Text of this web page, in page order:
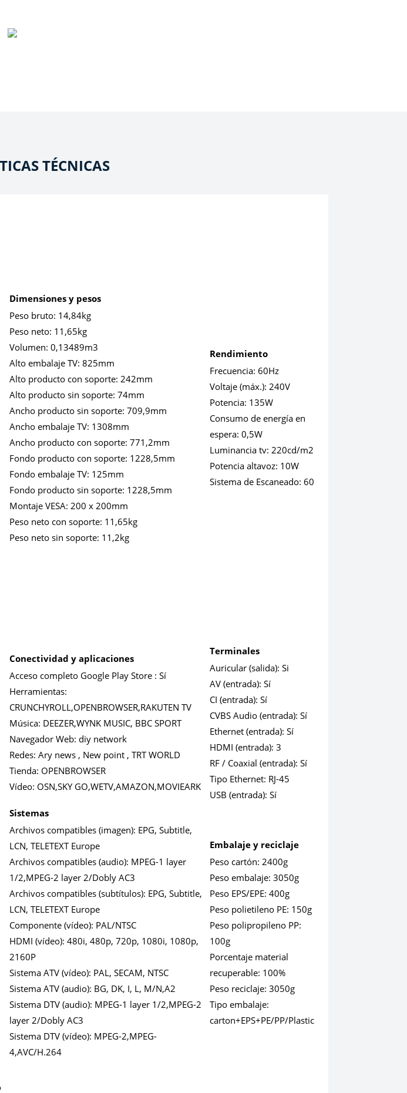
TÉCNICAS
Dimensiones y pesos
Peso bruto: 14,84kg
Peso neto: 11,65kg
Volumen:0,13489m3
Alto embalaje TV:825mm
Alto producto con soporte:242mm
Alto producto sin soporte:74mm
Ancho producto sin soporte:709,9mm
Ancho embalaje TV: 1308mm
Ancho producto con soporte:771,2mm
Fondo producto con soporte: 1228,5mm
Fondo embalaje TV: 125mm
Fondo producto sin soporte: 1228,5mm
Montaje VESA:200 x 200mm
Peso neto con soporte: 11,65kg
Peso neto sin soporte: 11,2kg
Rendimiento
Frecuencia:60Hz
Voltaje (máx.):240V
Potencia: 135W
Consumo de energía en
espera:0,5W
Luminancia tv:220cd/m2
Potencia altavoz: 10W
Sistema de Escaneado:60
Conectividad y aplicaciones
Acceso completo Google Play Store :Sí
Herramientas:
CRUNCHYROLL,OPENBROWSER,RAKUTEN TV
Música: DEEZER,WYNK MUSIC, BBC SPORT
Navegador Web:diy network
Redes:Ary news , New point , TRT WORLD
Tienda: OPENBROWSER
Vídeo: OSN,SKY GO,WETV,AMAZON,MOVIEARK
Terminales
Auricular (salida):Si
AV (entrada):Sí
CI (entrada):Sí
CVBS Audio (entrada):Sí
Ethernet (entrada):Sí
HDMI (entrada):3
RF / Coaxial (entrada):Sí
Tipo Ethernet: RJ-45
USB (entrada):Sí
Sistemas
Archivos compatibles (imagen): EPG, Subtitle,
LCN, TELETEXT Europe
Archivos compatibles (audio): MPEG-1 layer
1/2,MPEG-2 layer 2/Dobly AC3
Archivos compatibles (subtítulos): EPG, Subtitle,
LCN, TELETEXT Europe
Componente (vídeo): PAL/NTSC
HDMI (vídeo):480i, 480p, 720p, 1080i, 1080p,
2160P
Sistema ATV (vídeo): PAL, SECAM, NTSC
Sistema ATV (audio): BG, DK, I, L, M/N,A2
Sistema DTV (audio): MPEG-1 layer 1/2,MPEG-2
layer 2/Dobly AC3
Sistema DTV (vídeo): MPEG-2,MPEG-
4,AVC/H.264
Embalaje y reciclaje
Peso cartón:2400g
Peso embalaje:3050g
Peso EPS/EPE:400g
Peso polietileno PE: 150g
Peso polipropileno PP:
100g
Porcentaje material
recuperable: 100%
Peso reciclaje:3050g
Tipo embalaje:
carton+EPS+PE/PP/Plastic